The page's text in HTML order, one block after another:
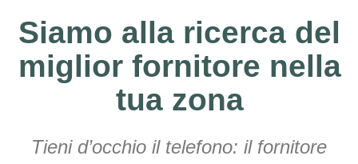
Siamo alla ricerca del
miglior fornitore nella
tua zona
Tieni d’occhio il telefono: il fornitore